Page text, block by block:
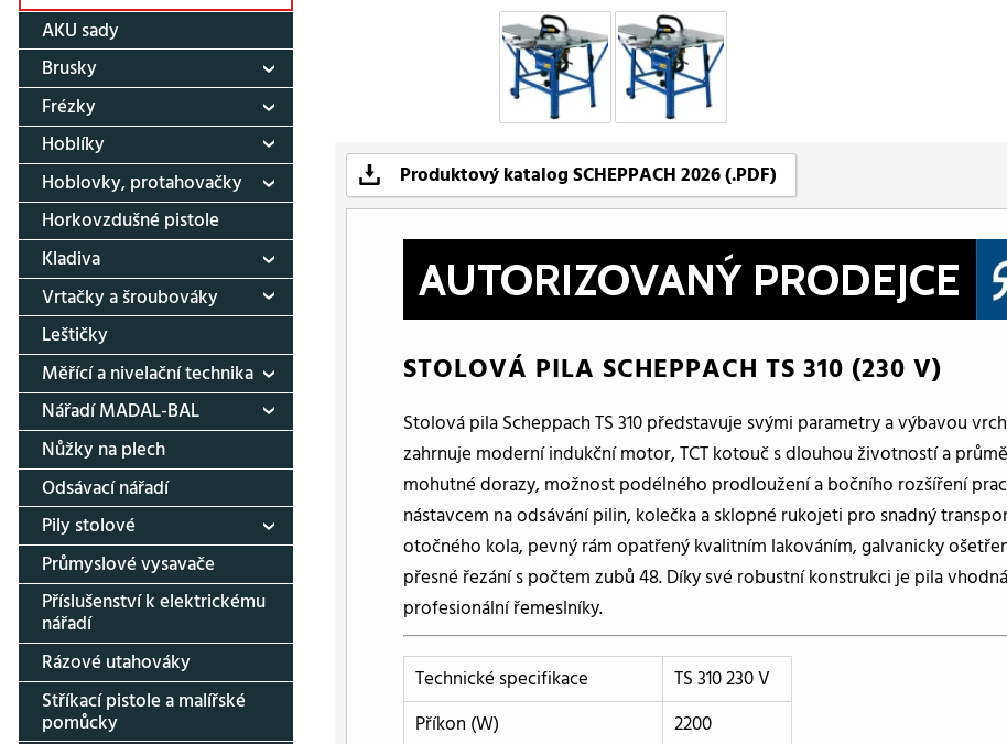
AKU sady
Brusky
Frézky
Hoblíky
Hoblovky, protahovačky
Horkovzdušné pistole
Kladiva
Vrtačky a šroubováky
Leštičky
Měřící a nivelační technika
Nářadí MADAL-BAL
Nůžky na plech
Odsávací nářadí
Pily stolové
Průmyslové vysavače
Příslušenství k elektrickému
nářadí
Rázové utahováky
Stříkací pistole a malířské
pomůcky
Produktový katalog SCHEPPACH 2026 (.PDF)
STOLOVÁ PILA SCHEPPACH TS 310 (230 V)
Stolová pila Scheppach TS 310 představuje svými parametry a výbavou
zahrnuje moderní indukční motor, TCT kotouč s dlouhou životností a
mohutné dorazy, možnost podélného prodloužení a bočního rozšíření
nástavcem na odsávání pilin, kolečka a sklopné rukojeti pro snadný
otočného kola, pevný rám opatřený kvalitním lakováním, galvanicky
přesné řezání s počtem zubů 48. Díky své robustní konstrukci je pila
profesionální řemeslníky.
Technické specifikace
TS 310 230 V
Příkon (W)
2200